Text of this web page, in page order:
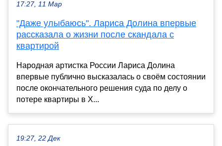
17:27, 11 Мар
"Даже улыбаюсь". Лариса Долина впервые
рассказала о жизни после скандала с
квартирой
Народная артистка России Лариса Долина
впервые публично высказалась о своём состоянии
после окончательного решения суда по делу о
потере квартиры в Х...
19:27, 22 Дек